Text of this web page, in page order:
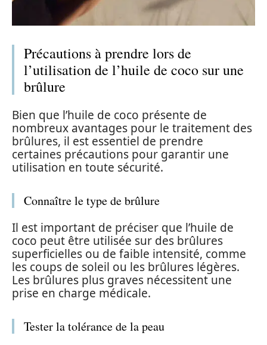
Précautions à prendre lors de
l’utilisation de l’huile de coco sur une
brûlure
Bien que l’huile de coco présente de
nombreux avantages pour le traitement des
brûlures, il est essentiel de prendre
certaines précautions pour garantir une
utilisation en toute sécurité.
Connaître le type de brûlure
Il est important de préciser que l’huile de
coco peut être utilisée sur des brûlures
superficielles ou de faible intensité, comme
les coups de soleil ou les brûlures légères.
Les brûlures plus graves nécessitent une
prise en charge médicale.
Tester la tolérance de la peau